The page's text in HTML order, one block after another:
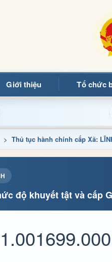
Giới thiệu Tổ chức
Trang thông tin điện tử xã
> Thủ tục hành chính cấp Xã:
độ khuyết tật và cấp